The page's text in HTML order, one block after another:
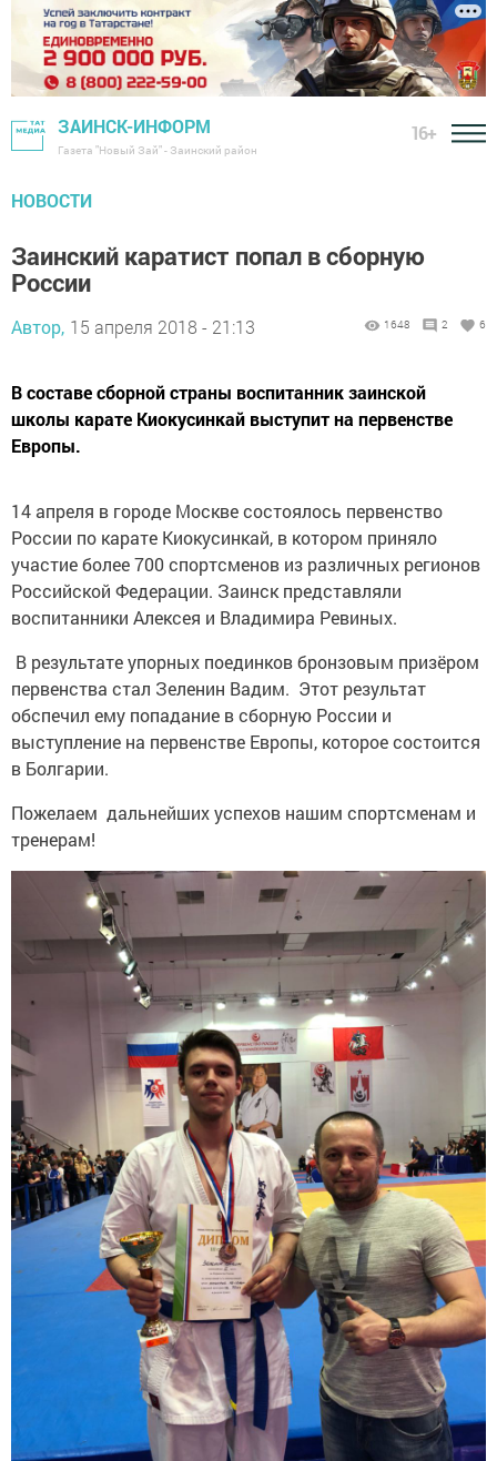
ЗАИНСК-ИНФОРМ
Газета "Новый Зай" - Заинский район
16+
НОВОСТИ
Заинский каратист попал в сборную
России
Автор, 15 апреля 2018 - 21:13 1648 2 6
В составе сборной страны воспитанник заинской
школы карате Киокусинкай выступит на первенстве
Европы.
14 апреля в городе Москве состоялось первенство
России по карате Киокусинкай, в котором приняло
участие более 700 спортсменов из различных регионов
Российской Федерации. Заинск представляли
воспитанники Алексея и Владимира Ревиных.
В результате упорных поединков бронзовым призёром
первенства стал Зеленин Вадим. Этот результат
обспечил ему попадание в сборную России и
выступление на первенстве Европы, которое состоится
в Болгарии.
Пожелаем дальнейших успехов нашим спортсменам и
тренерам!